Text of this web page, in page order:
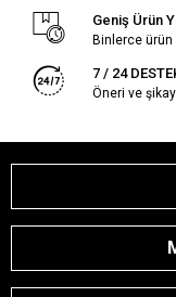
Geniş Ürün
Binlerce ürün
7 / 24
Öneri ve